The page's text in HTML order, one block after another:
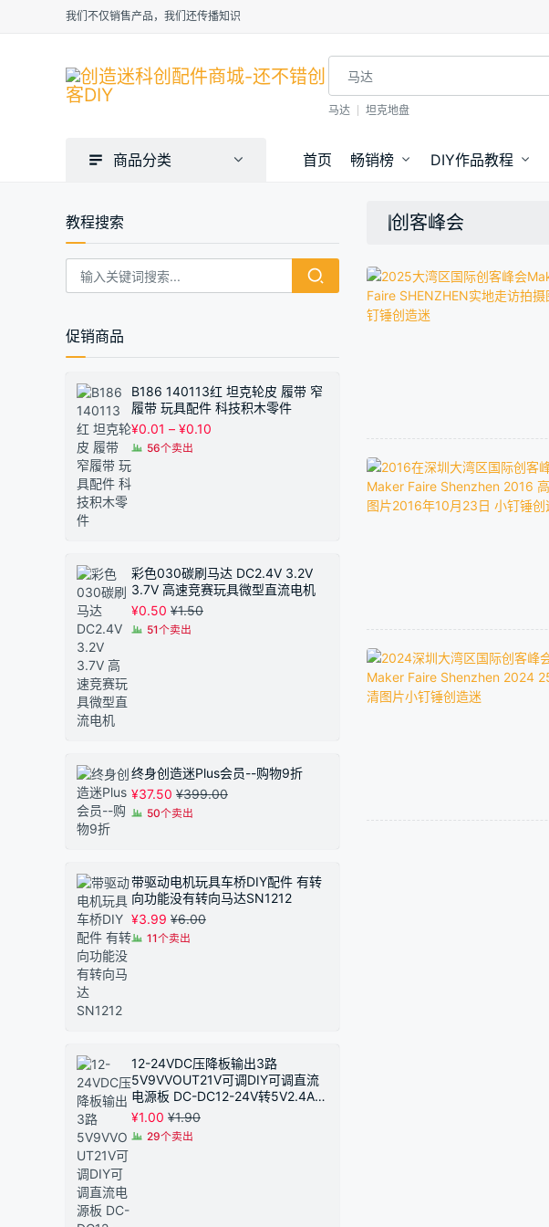
我们不仅销售产品，我们还传播知识
马达 坦克地盘
商品分类 首页 畅销榜 DIY作品教程
创客峰会
教程搜索
促销商品
B186 140113红 坦克轮皮 履带 窄
履带 玩具配件 科技积木零件
¥0.01 – ¥0.10
56个卖出
彩色030碳刷马达 DC2.4V 3.2V
3.7V 高速竞赛玩具微型直流电机
¥0.50 ¥1.50
51个卖出
终身创造迷Plus会员--购物9折
¥37.50 ¥399.00
50个卖出
带驱动电机玩具车桥DIY配件 有转
向功能没有转向马达SN1212
¥3.99 ¥6.00
11个卖出
12-24VDC压降板输出3路
5V9VVOUT21V可调DIY可调直流
电源板 DC-DC12-24V转5V2.4A恒
压模块 同步整流
¥1.00 ¥1.90
29个卖出